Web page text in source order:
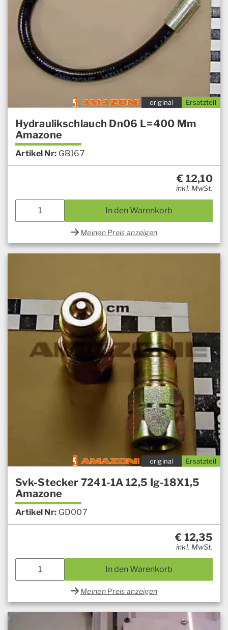
Ersatzteil
original
Hydraulikschlauch Dn06 L=400 Mm
Amazone
Artikel Nr: GB167
€ 12,10
inkl. MwSt.
In den Warenkorb
Meinen Preis anzeigen
Ersatzteil
original
Svk-Stecker 7241-1A 12,5 Ig-18X1,5
Amazone
Artikel Nr: GD007
€ 12,35
inkl. MwSt.
In den Warenkorb
Meinen Preis anzeigen